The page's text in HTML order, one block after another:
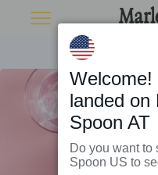
Welcome!
landed on
Spoon AT
Do you want to
Spoon US to